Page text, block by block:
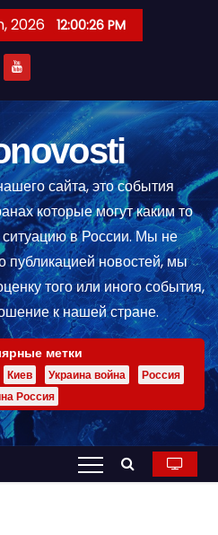
2026 12:00:27 PM
сайта, это события
которые могут каким то
в России. Мы не
публикацией новостей, мы
того или иного события,
к нашей стране.
метки
Киев Украина война
Россия
Россия